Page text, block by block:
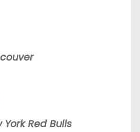
Red Bulls